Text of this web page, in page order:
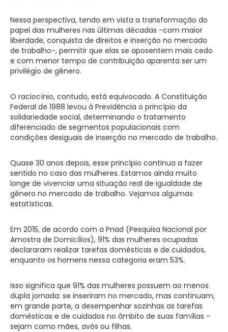
Nessa perspectiva, tendo em vista a transformação do
papel das mulheres nas últimas décadas -com maior
liberdade, conquista de direitos e inserção no mercado
de trabalho-, permitir que elas se aposentem mais cedo
e com menor tempo de contribuição aparenta ser um
privilégio de gênero.
O raciocínio, contudo, está equivocado. A Constituição
Federal de 1988 levou à Previdência o princípio da
solidariedade social, determinando o tratamento
diferenciado de segmentos populacionais com
condições desiguais de inserção no mercado de trabalho.
Quase 30 anos depois, esse princípio continua a fazer
sentido no caso das mulheres. Estamos ainda muito
longe de vivenciar uma situação real de igualdade de
gênero no mercado de trabalho. Vejamos algumas
estatísticas.
Em 2015, de acordo com a Pnad (Pesquisa Nacional por
Amostra de Domicílios), 91% das mulheres ocupadas
declararam realizar tarefas domésticas e de cuidados,
enquanto os homens nessa categoria eram 53%.
Isso significa que 91% das mulheres possuem ao menos
dupla jornada: se inseriram no mercado, mas continuam,
em grande parte, a desempenhar sozinhas as tarefas
domésticas e de cuidados no âmbito de suas famílias -
sejam como mães, avós ou filhas.